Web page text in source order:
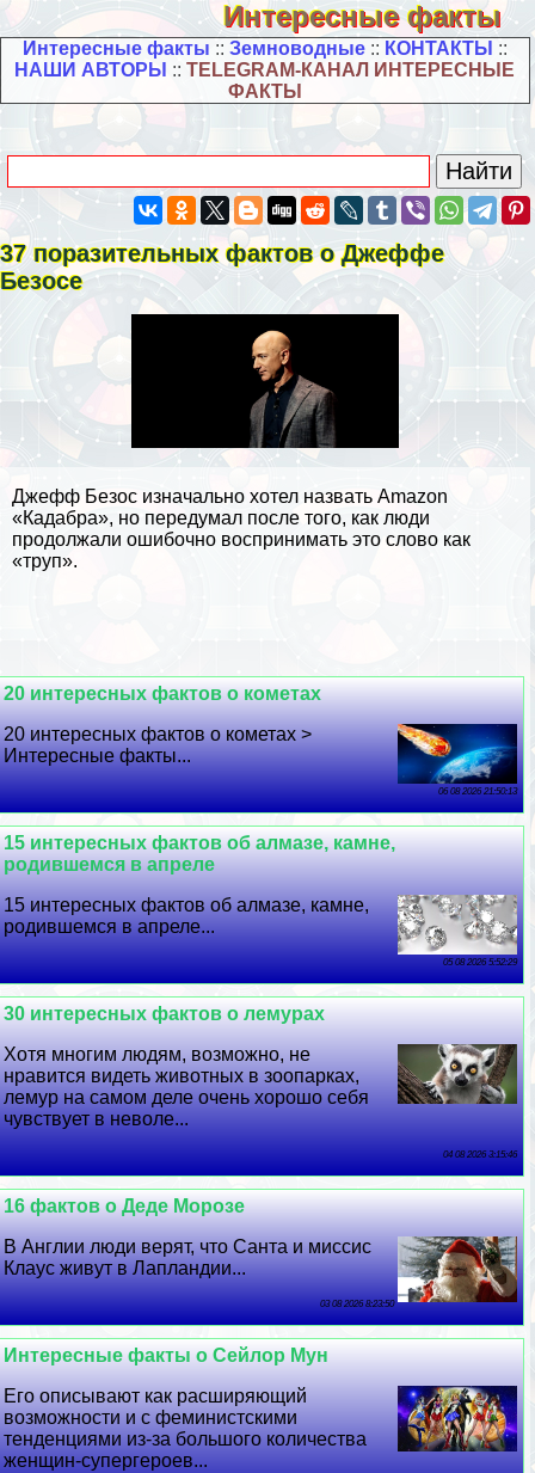
Интересные факты
Интересные факты :: Земноводные:: КОНТАКТЫ ::
НАШИ АВТОРЫ ::TELEGRAM-КАНАЛ ИНТЕРЕСНЫЕ
ФАКТЫ
37 поразительных фактов о Джеффе
Безосе
Джефф Безос изначально хотел назвать Amazon
«Кадабра», но передумал после того, как люди
продолжали ошибочно воспринимать это слово как
«труп».
20 интересных фактов о кометах
20 интересных фактов о кометах >
Интересные факты...
06 08 2026 21:50:13
15 интересных фактов об алмазе, камне,
родившемся в апреле
15 интересных фактов об алмазе, камне,
родившемся в апреле...
05 08 2026 5:52:29
30 интересных фактов о лемурах
Хотя многим людям, возможно, не
нравится видеть животных в зоопарках,
лемур на самом деле очень хорошо себя
чувствует в неволе...
04 08 2026 3:15:46
16 фактов о Деде Морозе
В Англии люди верят, что Санта и миссис
Клаус живут в Лапландии...
03 08 2026 8:23:50
Интересные факты о Сейлор Мун
Его описывают как расширяющий
возможности и с феминистскими
тенденциями из-за большого количества
женщин-супергероев...